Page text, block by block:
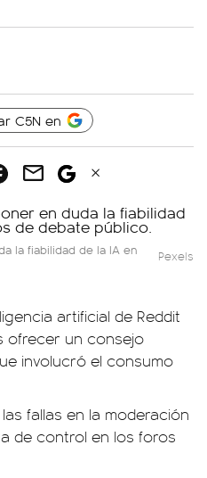
C5N en
la fiabilidad de la IA en Pexels
artificial de Reddit
ofrecer un consejo
involucró el consumo
fallas en la moderación
de control en los foros